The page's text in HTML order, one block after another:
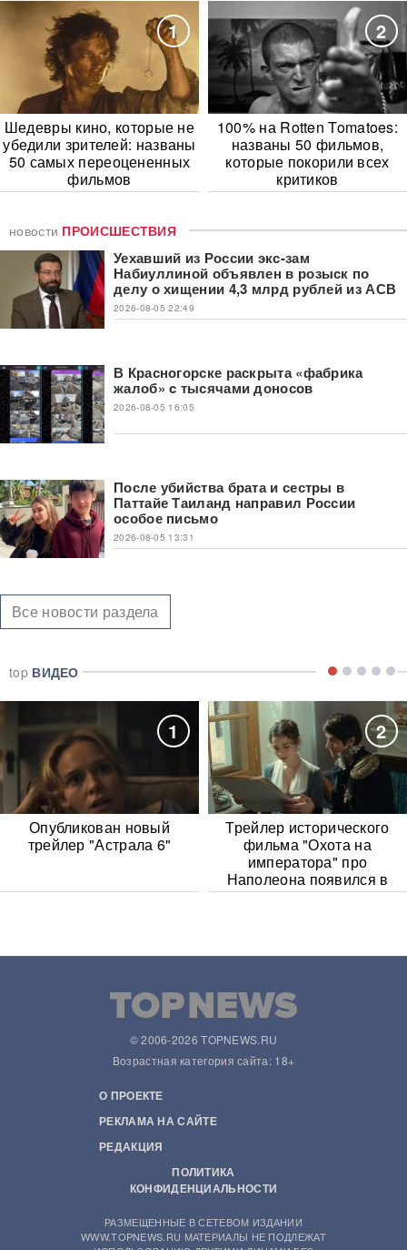
1
Шедевры кино, которые не
убедили зрителей: названы
50 самых переоцененных
фильмов
2
100% на Rotten Tomatoes:
названы 50 фильмов,
которые покорили всех
критиков
новости ПРОИСШЕСТВИЯ
Уехавший из России экс-зам
Набиуллиной объявлен в розыск по
делу о хищении 4,3 млрд рублей из АСВ
2026-08-05 22:49
В Красногорске раскрыта «фабрика
жалоб» c тысячами доносов
2026-08-05 16:05
После убийства брата и сестры в
Паттайе Таиланд направил России
особое письмо
2026-08-05 13:31
Все новости раздела
top ВИДЕО
1
Опубликован новый
трейлер "Астрала 6"
2
Трейлер исторического
фильма "Охота на
императора" про
Наполеона появился в
Сети
© 2006-2026 TOPNEWS.RU
Возрастная категория сайта: 18+
О ПРОЕКТЕ
РЕКЛАМА НА САЙТЕ
РЕДАКЦИЯ
ПОЛИТИКА
КОНФИДЕНЦИАЛЬНОСТИ
РАЗМЕЩЕННЫЕ В СЕТЕВОМ ИЗДАНИИ
WWW.TOPNEWS.RU МАТЕРИАЛЫ НЕ ПОДЛЕЖАТ